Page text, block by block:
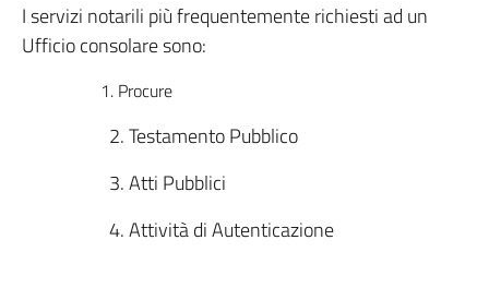
I servizi notarili più frequentemente richiesti ad un
Ufficio consolare sono:
1. Procure
2. Testamento Pubblico
3. Atti Pubblici
4. Attività di Autenticazione